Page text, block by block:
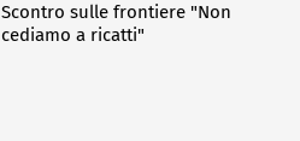
Scontro sulle frontiere "Non
cediamo a ricatti"